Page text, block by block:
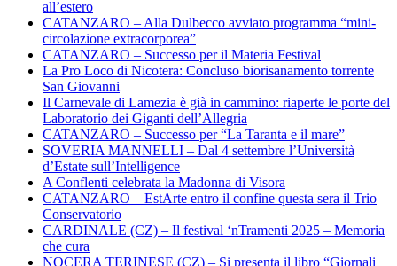
all’estero
CATANZARO – Alla Dulbecco avviato programma “mini-
circolazione extracorporea”
CATANZARO – Successo per il Materia Festival
La Pro Loco di Nicotera: Concluso biorisanamento torrente
San Giovanni
Il Carnevale di Lamezia è già in cammino: riaperte le porte del
Laboratorio dei Giganti dell’Allegria
CATANZARO – Successo per “La Taranta e il mare”
SOVERIA MANNELLI – Dal 4 settembre l’Università
d’Estate sull’Intelligence
A Conflenti celebrata la Madonna di Visora
CATANZARO – EstArte entro il confine questa sera il Trio
Conservatorio
CARDINALE (CZ) – Il festival ‘nTramenti 2025 – Memoria
che cura
NOCERA TERINESE (CZ) – Si presenta il libro “Giornali